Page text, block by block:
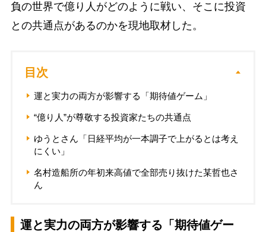
負の世界で億り人がどのように戦い、そこに投資
との共通点があるのかを現地取材した。
目次
運と実力の両方が影響する「期待値ゲーム」
“億り人”が尊敬する投資家たちの共通点
ゆうとさん「日経平均が一本調子で上がるとは考え
にくい」
名村造船所の年初来高値で全部売り抜けた某哲也さ
ん
運と実力の両方が影響する「期待値ゲー